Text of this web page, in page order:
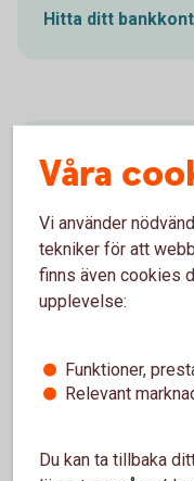
Hitta ditt
Ring oss
Ring 0322-
Swedbank
Våra
Vi använder
tekniker för att
finns även cookies
upplevelse:
Funktioner,
Relevant
Du kan ta tillbaka